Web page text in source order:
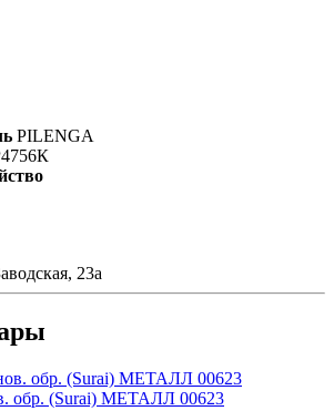
PILENGA
23а
обр. (Surai) МЕТАЛЛ 00623